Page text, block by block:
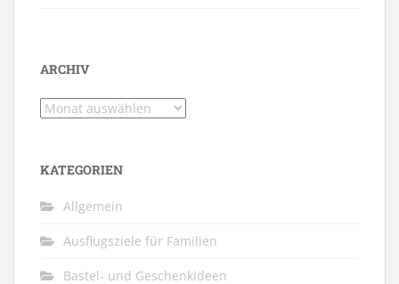
ARCHIV
Archiv
KATEGORIEN
Allgemein
Ausflugsziele für Familien
Bastel- und Geschenkideen